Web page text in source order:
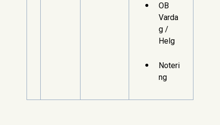
OB
Varda
g /
Helg
Noteri
ng